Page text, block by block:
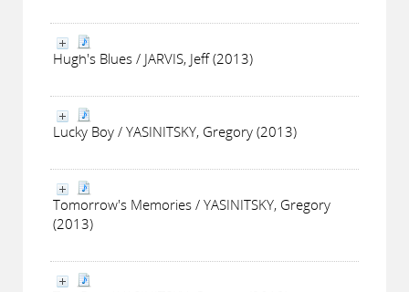
Hugh's Blues / JARVIS, Jeff (2013)
Lucky Boy / YASINITSKY, Gregory (2013)
Tomorrow's Memories / YASINITSKY, Gregory
(2013)